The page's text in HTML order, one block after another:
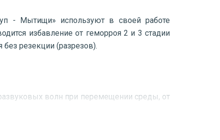
- Мытищи» используют в своей работе
избавление от геморроя 2 и 3 стадии
резекции (разрезов).
волн при перемещении среды, от